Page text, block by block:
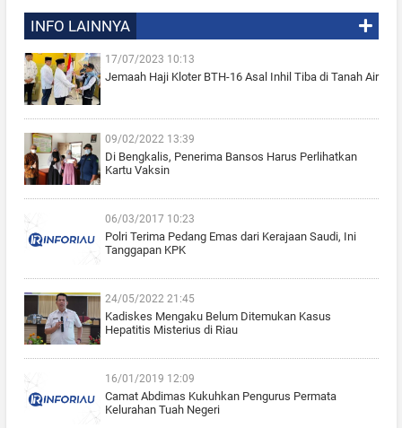
INFO LAINNYA
17/07/2023 10:13
Jemaah Haji Kloter BTH-16 Asal Inhil Tiba di Tanah Air
09/02/2022 13:39
Di Bengkalis, Penerima Bansos Harus Perlihatkan
Kartu Vaksin
06/03/2017 10:23
Polri Terima Pedang Emas dari Kerajaan Saudi, Ini
Tanggapan KPK
24/05/2022 21:45
Kadiskes Mengaku Belum Ditemukan Kasus
Hepatitis Misterius di Riau
16/01/2019 12:09
Camat Abdimas Kukuhkan Pengurus Permata
Kelurahan Tuah Negeri